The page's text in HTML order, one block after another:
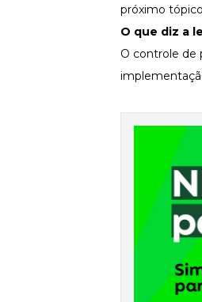
Newsletters
próximo
O que diz a
O controle de